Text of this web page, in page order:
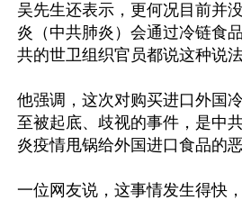
吴先生还表示，更何况目前并
炎（中共肺炎）会通过冷链食
共的世卫组织官员都说这种说
他强调，这次对购买进口外国
至被起底、歧视的事件，是中
炎疫情甩锅给外国进口食品的恶
一位网友说，这事情发生得快